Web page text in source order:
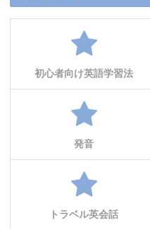
初心者向け英語学習法
発音
トラベル英会話